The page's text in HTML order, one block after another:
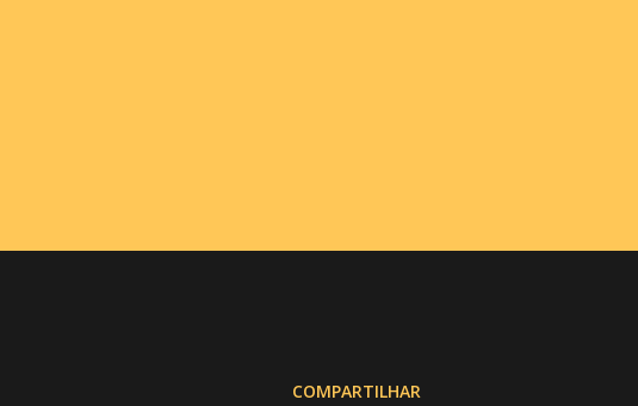
COMPARTILHAR